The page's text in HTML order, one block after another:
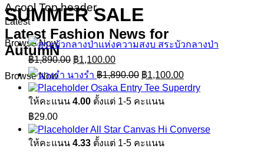
A cool Top header
Latest Fashion News for
AutumN
Browse Now
SUMMER SALE
Browse Now
Latest
สระบัวกลางป่า
฿1,890.00 Original
price
was:
฿1,890.00.
฿1,100.00Current
price
is:
฿1,100.00.
นางรำ ฿1,890.00 Original
price
was:
฿1,890.00.
฿1,100.00Current
price
is:
Osaka Entry Tee Superdry
ให้คะแนน 4.00 ตั้งแต่ 1-5 คะแนน
฿29.00
All Star Canvas Hi Converse
ให้คะแนน 4.33 ตั้งแต่ 1-5 คะแนน